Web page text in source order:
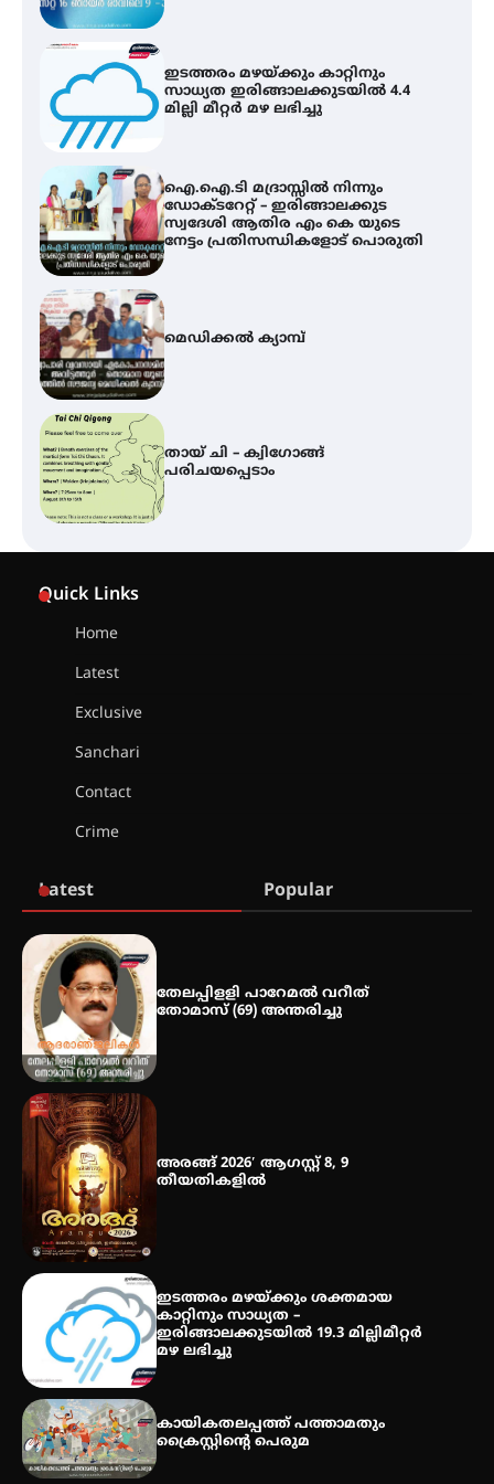
ഐ.ഐ.ടി മദ്രാസ്സിൽ നിന്നും
ഡോക്ടറേറ്റ് – ഇരിങ്ങാലക്കുട
സ്വദേശി ആതിര എം കെ യുടെ
നേട്ടം പ്രതിസന്ധികളോട് പൊരുതി
മെഡിക്കൽ ക്യാമ്പ്
തായ് ചി – ക്വിഗോങ്ങ്
പരിചയപ്പെടാം
കോമേഴ്സ് എക്സ്പോയുമായി
എസ് എൻ ഹയർ സെക്കൻഡറി
വിദ്യാർത്ഥികൾ
Quick Links
Home
Latest
Exclusive
Sanchari
Contact
Crime
Latest Popular
തേലപ്പിളളി പാറേമൽ വറീത്
തോമാസ് (69) അന്തരിച്ചു
അരങ്ങ് 2026′ ആഗസ്റ്റ് 8, 9
തീയതികളിൽ
ഇടത്തരം മഴയ്ക്കും ശക്തമായ
കാറ്റിനും സാധ്യത –
ഇരിങ്ങാലക്കുടയിൽ 19.3 മില്ലിമീറ്റർ
മഴ ലഭിച്ചു
കായികതലപ്പത്ത് പത്താമതും
ക്രൈസ്റ്റിന്റെ പെരുമ